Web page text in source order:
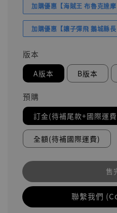
加購優惠【海賊王 布魯克達
加購優惠【讓子彈飛 鵝城縣
版本
A版本 B版本
預購
訂金(待補尾款+國際運
全額(待補國際運費)
售
聯繫我們